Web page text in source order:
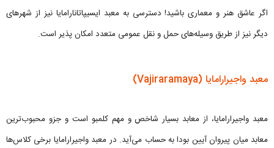
اگر عاشق هنر و معماری باشید! دسترسی به معبد ایسیپاتانارامایا نیز از شهرهای
دیگر نیز از طریق وسیله‌های حمل و نقل عمومی متعدد امکان پذیر است.
معبد واجیرارامایا (Vajiraramaya)
معبد واجیرارامایا، از معابد بسیار شاخص و مهم کلمبو است و جزو محبوب‌ترین
معابد میان پیروان آیین بودا به حساب می‌آید. در معبد واجیرارامایا برخی کلاس‌ها